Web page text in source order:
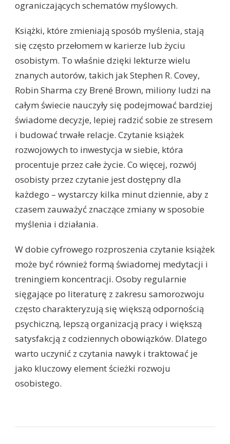
ograniczających schematów myślowych.
Książki, które zmieniają sposób myślenia, stają
się często przełomem w karierze lub życiu
osobistym. To właśnie dzięki lekturze wielu
znanych autorów, takich jak Stephen R. Covey,
Robin Sharma czy Brené Brown, miliony ludzi na
całym świecie nauczyły się podejmować bardziej
świadome decyzje, lepiej radzić sobie ze stresem
i budować trwałe relacje. Czytanie książek
rozwojowych to inwestycja w siebie, która
procentuje przez całe życie. Co więcej, rozwój
osobisty przez czytanie jest dostępny dla
każdego – wystarczy kilka minut dziennie, aby z
czasem zauważyć znaczące zmiany w sposobie
myślenia i działania.
W dobie cyfrowego rozproszenia czytanie książek
może być również formą świadomej medytacji i
treningiem koncentracji. Osoby regularnie
sięgające po literaturę z zakresu samorozwoju
często charakteryzują się większą odpornością
psychiczną, lepszą organizacją pracy i większą
satysfakcją z codziennych obowiązków. Dlatego
warto uczynić z czytania nawyk i traktować je
jako kluczowy element ścieżki rozwoju
osobistego.